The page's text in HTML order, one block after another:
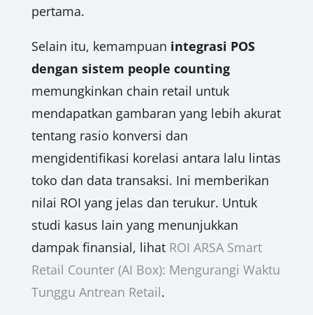
pertama.
Selain itu, kemampuan integrasi POS
dengan sistem people counting
memungkinkan chain retail untuk
mendapatkan gambaran yang lebih akurat
tentang rasio konversi dan
mengidentifikasi korelasi antara lalu lintas
toko dan data transaksi. Ini memberikan
nilai ROI yang jelas dan terukur. Untuk
studi kasus lain yang menunjukkan
dampak finansial, lihat ROI ARSA Smart
Retail Counter (AI Box): Mengurangi Waktu
Tunggu Antrean Retail.